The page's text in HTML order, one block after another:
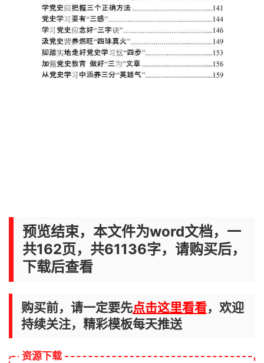
预览结束，本文件为word文档，一
共162页，共61136字，请购买后，
下载后查看
购买前，请一定要先点击这里看看，欢迎
持续关注，精彩模板每天推送
资源下载